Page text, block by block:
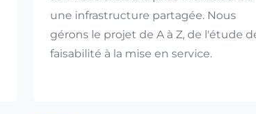
une infrastructure partagée. Nous
gérons le projet de A à Z, de l'étude
faisabilité à la mise en service.